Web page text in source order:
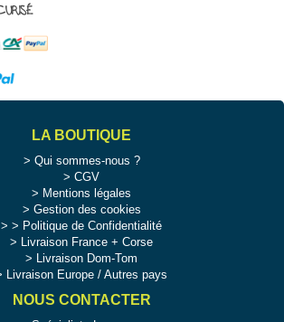
LA BOUTIQUE
Qui sommes-nous ?
CGV
Mentions légales
Gestion des cookies
>
Politique de Confidentialité
Livraison France + Corse
Livraison Dom-Tom
Livraison Europe / Autres pays
NOUS CONTACTER